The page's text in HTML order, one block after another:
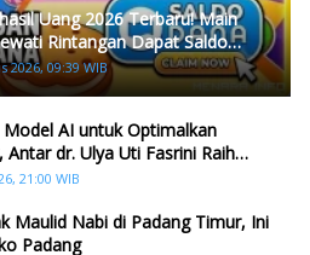
Uang 2026 Terbaru! Main
Rintangan Dapat Saldo
2026, 09:39 WIB
AI untuk Optimalkan
Antar dr. Ulya Uti Fasrini Raih
21:00 WIB
Maulid Nabi di Padang Timur, Ini
Padang